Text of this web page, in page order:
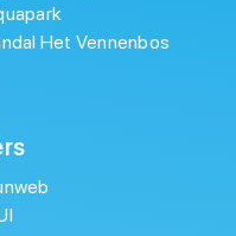
Het Vennenbos